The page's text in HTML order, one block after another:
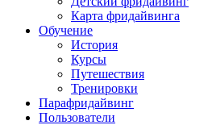
Карта фридайвинга
Обучение
История
Курсы
Путешествия
Тренировки
Парафридайвинг
Пользователи